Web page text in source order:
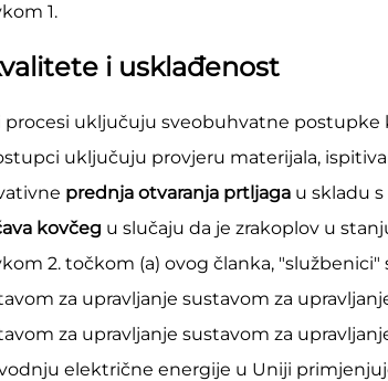
1.
i usklađenost
procesi uključuju sveobuhvatne
uključuju provjeru materijala,
prednja otvaranja prtljaga u skladu s
kovčeg u slučaju da je zrakoplov u
2. točkom (a) ovog članka,
za upravljanje sustavom za
za upravljanje sustavom za
električne energije u Uniji